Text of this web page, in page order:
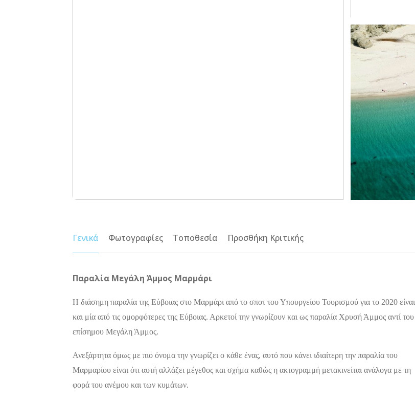
Γενικά Φωτογραφίες Τοποθεσία Προσθήκη Κριτικής
Παραλία Μεγάλη Άμμος Μαρμάρι
Η διάσημη παραλία της Εύβοιας στο Μαρμάρι από το σποτ του Υπουργείου Τουρισμού για το 2020 είναι
και μία από τις ομορφότερες της Εύβοιας. Αρκετοί την γνωρίζουν και ως παραλία Χρυσή Άμμος αντί του
επίσημου Μεγάλη Άμμος.
Ανεξάρτητα όμως με πιο όνομα την γνωρίζει ο κάθε ένας, αυτό που κάνει ιδιαίτερη την παραλία του
Μαρμαρίου είναι ότι αυτή αλλάζει μέγεθος και σχήμα καθώς η ακτογραμμή μετακινείται ανάλογα με τη
φορά του ανέμου και των κυμάτων.